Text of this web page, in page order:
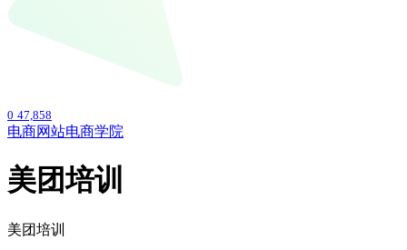
0 47,858
电商网站电商学院
美团培训
美团培训